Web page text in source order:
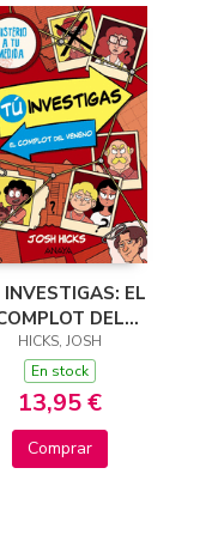
EL
DEL
VENENO
HICKS, JOSH
En stock
13,95 €
Comprar